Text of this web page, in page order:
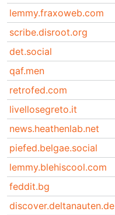
lemmy.fraxoweb.com
scribe.disroot.org
det.social
qaf.men
retrofed.com
livellosegreto.it
news.heathenlab.net
piefed.belgae.social
lemmy.blehiscool.com
feddit.bg
discover.deltanauten.de